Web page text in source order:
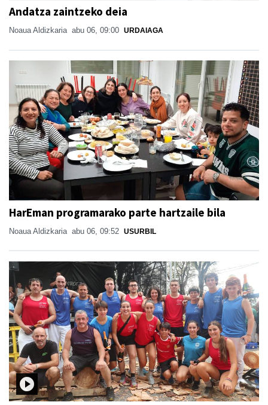
Andatza zaintzeko deia
Noaua Aldizkaria abu 06, 09:00 URDAIAGA
HarEman programarako parte hartzaile bila
Noaua Aldizkaria abu 06, 09:52 USURBIL